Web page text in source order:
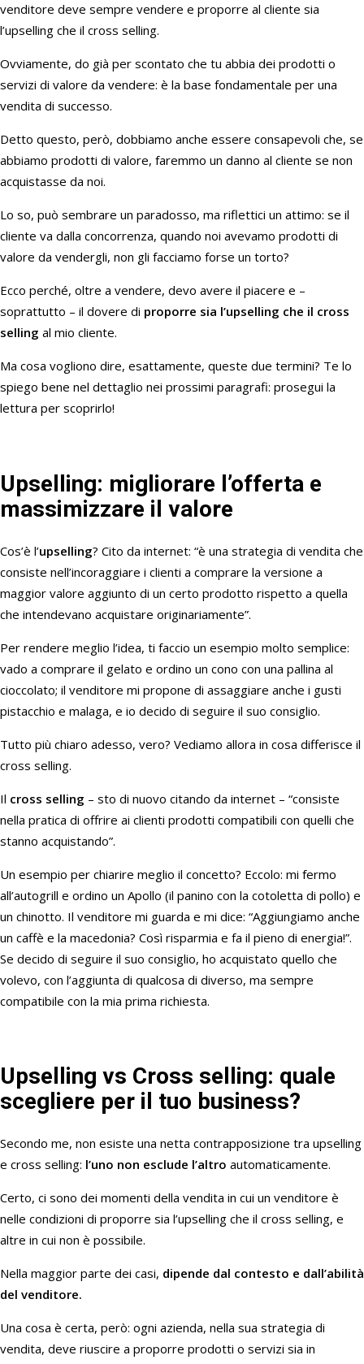
venditore deve sempre vendere e proporre al cliente sia
l’upselling che il cross selling.
Ovviamente, do già per scontato che tu abbia dei prodotti o
servizi di valore da vendere: è la base fondamentale per una
vendita di successo.
Detto questo, però, dobbiamo anche essere consapevoli che, se
abbiamo prodotti di valore, faremmo un danno al cliente se non
acquistasse da noi.
Lo so, può sembrare un paradosso, ma riflettici un attimo: se il
cliente va dalla concorrenza, quando noi avevamo prodotti di
valore da vendergli, non gli facciamo forse un torto?
Ecco perché, oltre a vendere, devo avere il piacere e –
soprattutto – il dovere di proporre sia l’upselling che il cross
selling al mio cliente.
Ma cosa vogliono dire, esattamente, queste due termini? Te lo
spiego bene nel dettaglio nei prossimi paragrafi: prosegui la
lettura per scoprirlo!
Upselling: migliorare l’offerta e
massimizzare il valore
Cos’è l’upselling? Cito da internet: “è una strategia di vendita che
consiste nell’incoraggiare i clienti a comprare la versione a
maggior valore aggiunto di un certo prodotto rispetto a quella
che intendevano acquistare originariamente”.
Per rendere meglio l’idea, ti faccio un esempio molto semplice:
vado a comprare il gelato e ordino un cono con una pallina al
cioccolato; il venditore mi propone di assaggiare anche i gusti
pistacchio e malaga, e io decido di seguire il suo consiglio.
Tutto più chiaro adesso, vero? Vediamo allora in cosa differisce il
cross selling.
Il cross selling – sto di nuovo citando da internet – “consiste
nella pratica di offrire ai clienti prodotti compatibili con quelli che
stanno acquistando”.
Un esempio per chiarire meglio il concetto? Eccolo: mi fermo
all’autogrill e ordino un Apollo (il panino con la cotoletta di pollo) e
un chinotto. Il venditore mi guarda e mi dice: “Aggiungiamo anche
un caffè e la macedonia? Così risparmia e fa il pieno di energia!”.
Se decido di seguire il suo consiglio, ho acquistato quello che
volevo, con l’aggiunta di qualcosa di diverso, ma sempre
compatibile con la mia prima richiesta.
Upselling vs Cross selling: quale
scegliere per il tuo business?
Secondo me, non esiste una netta contrapposizione tra upselling
e cross selling: l’uno non esclude l’altro automaticamente.
Certo, ci sono dei momenti della vendita in cui un venditore è
nelle condizioni di proporre sia l’upselling che il cross selling, e
altre in cui non è possibile.
Nella maggior parte dei casi, dipende dal contesto e dall’abilità
del venditore.
Una cosa è certa, però: ogni azienda, nella sua strategia di
vendita, deve riuscire a proporre prodotti o servizi sia in